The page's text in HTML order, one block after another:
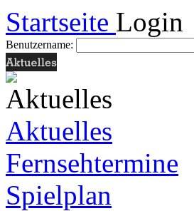
Startseite Login
Benutzername:
Aktuelles
Fernsehtermine
Spielplan